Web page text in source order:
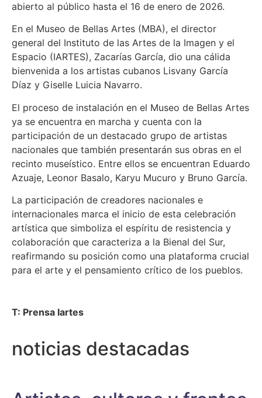
abierto al público hasta el 16 de enero de 2026.
En el Museo de Bellas Artes (MBA), el director
general del Instituto de las Artes de la Imagen y el
Espacio (IARTES), Zacarías García, dio una cálida
bienvenida a los artistas cubanos Lisvany García
Díaz y Giselle Luicia Navarro.
El proceso de instalación en el Museo de Bellas Artes
ya se encuentra en marcha y cuenta con la
participación de un destacado grupo de artistas
nacionales que también presentarán sus obras en el
recinto museístico. Entre ellos se encuentran Eduardo
Azuaje, Leonor Basalo, Karyu Mucuro y Bruno García.
La participación de creadores nacionales e
internacionales marca el inicio de esta celebración
artística que simboliza el espíritu de resistencia y
colaboración que caracteriza a la Bienal del Sur,
reafirmando su posición como una plataforma crucial
para el arte y el pensamiento crítico de los pueblos.
T: Prensa Iartes
noticias destacadas